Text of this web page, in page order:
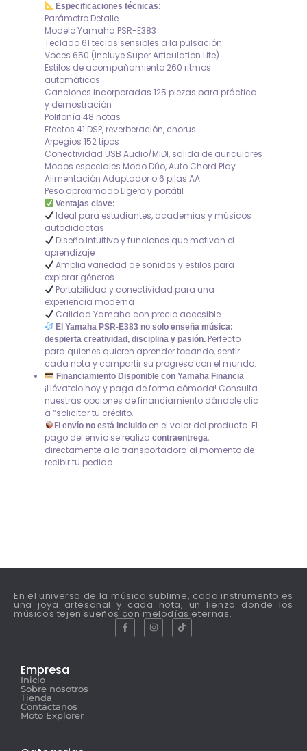
Especificaciones técnicas:
Parámetro Detalle
Modelo Yamaha PSR-E383
Teclado 61 teclas sensibles a la pulsación
Voces 650 (incluye Super Articulation Lite)
Estilos de acompañamiento 260 ritmos
automáticos
Canciones incorporadas 125 piezas para práctica
y demostración
Polifonía 48 notas
Efectos 41 DSP, reverberación, chorus
Arpegios 152 tipos
Conectividad USB Audio/MIDI, salida de auriculares
Modos especiales Modo Dúo, Auto Chord Play
Alimentación Adaptador o 6 pilas AA
Peso aproximado Ligero y portátil
Ventajas clave:
Ideal para estudiantes, academias y músicos
autodidactas
Diseño intuitivo y funciones que motivan el
aprendizaje
Amplia variedad de sonidos y estilos para
explorar géneros
Portabilidad y conectividad para una
experiencia moderna
Calidad Yamaha con precio accesible
El Yamaha PSR-E383 no solo enseña música:
despierta creatividad, disciplina y pasión. Perfecto
para quienes quieren aprender tocando, sentir
cada nota y compartir su progreso con el mundo.
Financiamiento Disponible con Yamaha Financia
¡Llévatelo hoy y paga de forma cómoda! Consulta
nuestras opciones de financiamiento dándole clic
a “solicitar tu crédito.
El envío no está incluidoen el valor del producto. El
pago del envío se realiza contraentrega,
directamente a la transportadora al momento de
recibir tu pedido.
En el universo de la música sublime, cada instrumento es
una joya artesanal y cada nota, un lienzo donde los
músicos tejen sueños con melodías eternas.
Empresa
Inicio
Sobre nosotros
Tienda
Contáctanos
Moto Explorer